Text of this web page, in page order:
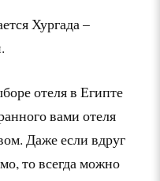
Хургада –
отеля в Египте
вами отеля
Даже если вдруг
то всегда можно